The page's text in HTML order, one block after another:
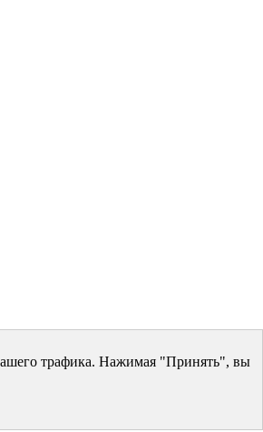
трафика. Нажимая "Принять", вы